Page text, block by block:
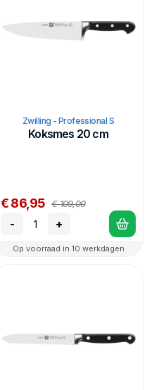
Zwilling - Professional S
Koksmes 20 cm
€ 86,95 € 109,00
- +
Op voorraad in 10 werkdagen